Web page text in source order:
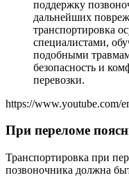
поддержку
дальнейших
транспортировка
специалистами,
подобными
безопасность и
перевозки.
https://www.youtube.com/
При переломе
Транспортировка при
позвоночника должна